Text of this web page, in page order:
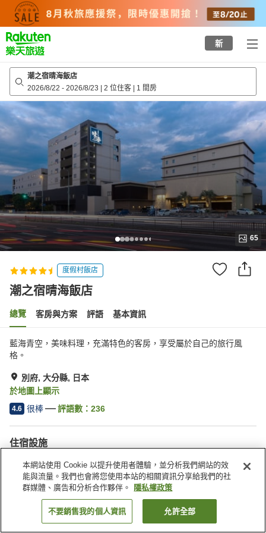
top
page
新
潮之宿晴海飯店
2026/8/22 - 2026/8/23 | 2 位住客 | 1 間房
65
度假村飯店
潮之宿晴海飯店
總覽 客房與方案 評語 基本資訊
藍海青空，美味料理，充滿特色的客房，享受屬於自己的旅行風
格。
別府, 大分縣, 日本
於地圖上顯示
4.6 很棒 評語數： 236
住宿設施
按摩浴缸
Spa／美容沙龍
餐廳
休息室
找客房
本網站使用 Cookie 以提升使用者體驗，並分析我們網站的效
能與流量。我們也會將您使用本站的相關資訊分享給我們的社
群媒體、廣告和分析合作夥伴。
隱私權政策
不要銷售我的個人資訊 允許全部